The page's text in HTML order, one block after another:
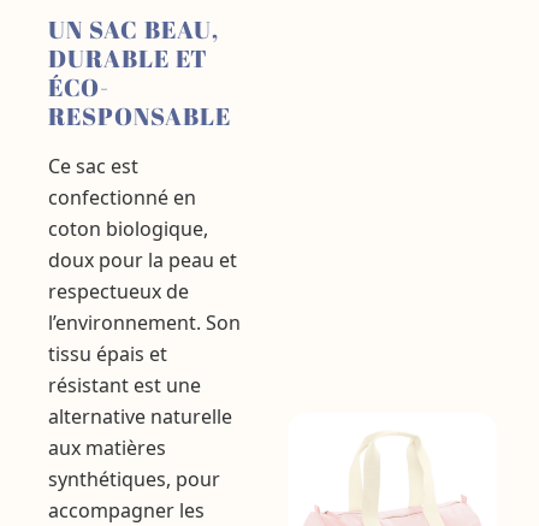
UN SAC BEAU,
DURABLE ET
ÉCO-
RESPONSABLE
Ce sac est
confectionné en
coton biologique,
doux pour la peau et
respectueux de
l’environnement. Son
tissu épais et
résistant est une
alternative naturelle
aux matières
synthétiques, pour
accompagner les